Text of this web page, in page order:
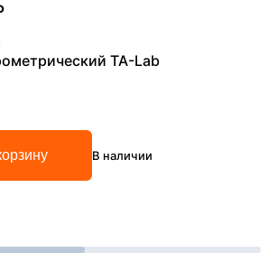
ТА-Lab
5
В наличии